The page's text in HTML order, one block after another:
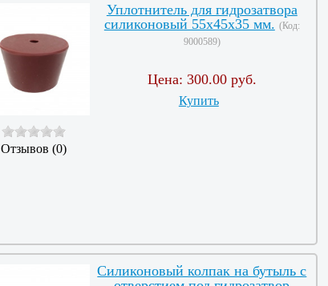
Отзывов (0)
Уплотнитель для гидрозатвора
силиконовый 55х45х35 мм. (Код:
9000589)
Цена: 300.00 руб.
Купить
Силиконовый колпак на бутыль с